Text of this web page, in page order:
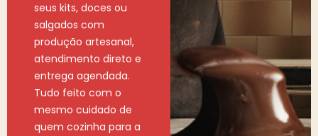
seus kits, doces ou
salgados com
produção artesanal,
atendimento direto e
entrega agendada.
Tudo feito com o
mesmo cuidado de
quem cozinha para a